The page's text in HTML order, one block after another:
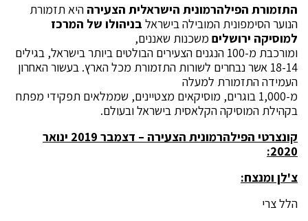
התזמורת הפילהרמונית הישראלית הצעירההיא תזמורת
הנוער הסימפונית המובילה בישראל בניהולו של המרכז
למוסיקה ירושליםמשכנות שאננים,
ומורכבת מ-100 הנגנים הצעירים הבולטים ביותר בישראל, בגילים
18-14 אשר נבחרים לשורות התזמורת מכל הארץ. בעשור האחרון
העמידה התזמורת למעלה
מ-1,000 בוגרים, מוסיקאים מצטיינים, שממלאים תפקידי מפתח
בקהילת המוסיקה הקלאסית בישראל ובעולם.
קונצרטי הפילהרמונית הצעירה – דצמבר 2019 ינואר
2020:
צ'לן ומנצח:
הלל צרי